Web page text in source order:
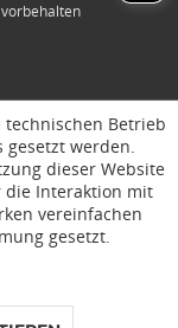
technischen Betrieb
werden.
dieser Website
die Interaktion mit
vereinfachen
gesetzt.